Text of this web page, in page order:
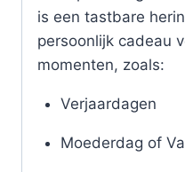
is een tastbare
persoonlijk cadeau
momenten, zoals:
Verjaardagen
Moederdag of